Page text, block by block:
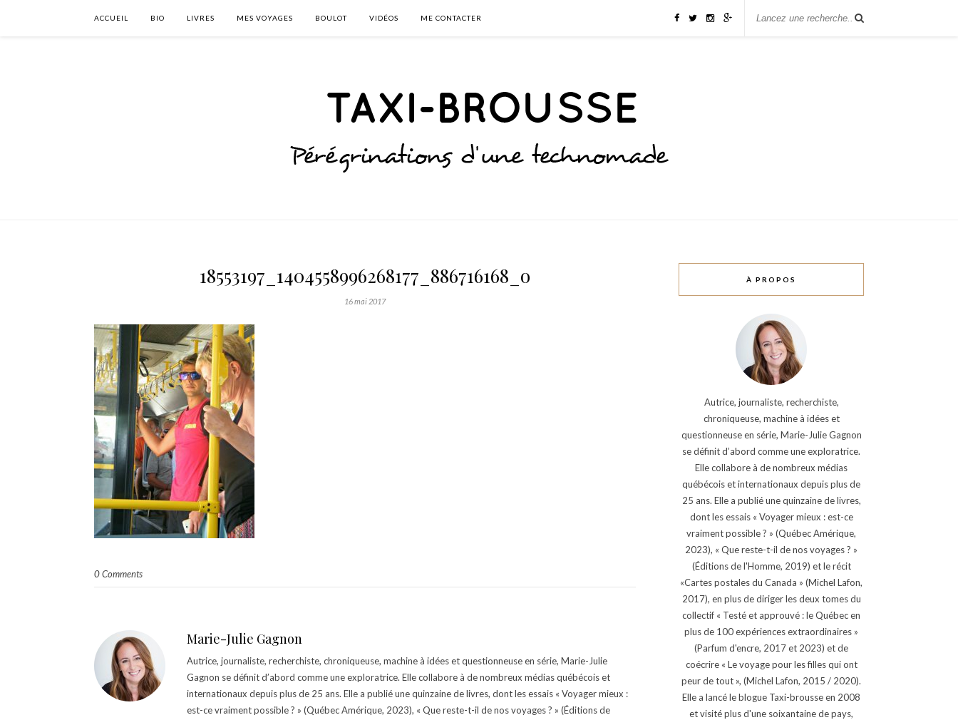
ACCUEIL BIO LIVRES MES VOYAGES BOULOT VIDÉOS ME CONTACTER
18553197_1404558996268177_886716168_o
16 mai 2017
0 Comments
Marie-Julie Gagnon
Autrice, journaliste, recherchiste, chroniqueuse, machine à idées et questionneuse en série, Marie-Julie
Gagnon se définit d’abord comme une exploratrice. Elle collabore à de nombreux médias québécois et
internationaux depuis plus de 25 ans. Elle a publié une quinzaine de livres, dont les essais « Voyager mieux :
est-ce vraiment possible ? » (Québec Amérique, 2023), « Que reste-t-il de nos voyages ? » (Éditions de
À PROPOS
Autrice, journaliste, recherchiste,
chroniqueuse, machine à idées et
questionneuse en série, Marie-Julie Gagnon
se définit d’abord comme une exploratrice.
Elle collabore à de nombreux médias
québécois et internationaux depuis plus de
25 ans. Elle a publié une quinzaine de livres,
dont les essais « Voyager mieux : est-ce
vraiment possible ? » (Québec Amérique,
2023), « Que reste-t-il de nos voyages ? »
(Éditions de l'Homme, 2019) et le récit
«Cartes postales du Canada » (Michel Lafon,
2017), en plus de diriger les deux tomes du
collectif « Testé et approuvé : le Québec en
plus de 100 expériences extraordinaires »
(Parfum d'encre, 2017 et 2023) et de
coécrire « Le voyage pour les filles qui ont
peur de tout », (Michel Lafon, 2015 / 2020).
Elle a lancé le blogue Taxi-brousse en 2008
et visité plus d'une soixantaine de pays,